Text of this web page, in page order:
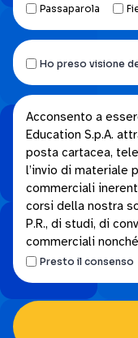
Passaparola
Ho
preso
visione
dell’Informativa
privacy.
*
Ho preso visione
Acconsento
a
essere
contattato
da
parte
FME
Acconsento a
Education S.p.A.
posta cartacea,
l’invio di materiale
commerciali
corsi della nostra
P.R., di studi, di
commerciali
Presto il consenso